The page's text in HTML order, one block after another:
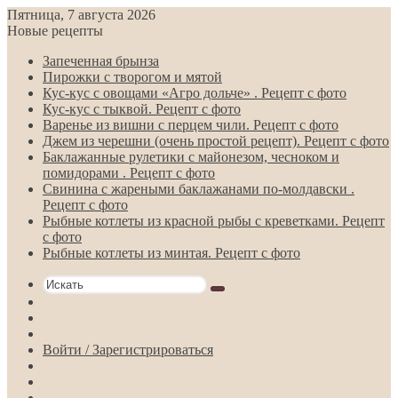
Пятница, 7 августа 2026
Новые рецепты
Запеченная брынза
Пирожки с творогом и мятой
Кус-кус с овощами «Агро дольче» . Рецепт с фото
Кус-кус с тыквой. Рецепт с фото
Варенье из вишни с перцем чили. Рецепт с фото
Джем из черешни (очень простой рецепт). Рецепт с фото
Баклажанные рулетики с майонезом, чесноком и
помидорами . Рецепт с фото
Свинина с жареными баклажанами по-молдавски .
Рецепт с фото
Рыбные котлеты из красной рыбы с креветками. Рецепт
с фото
Рыбные котлеты из минтая. Рецепт с фото
Искать
статья
Войти / Зарегистрироваться